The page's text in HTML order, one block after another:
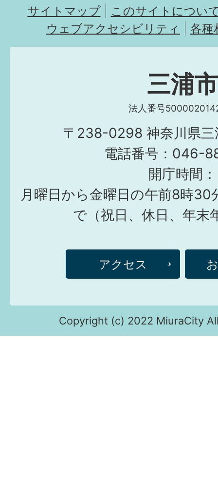
サイトマップ
このサイトについ
ウェブアクセシビリティ
各種
三浦市
法人番号
〒238-0298 神奈川県三
電話番号：046-
開庁時間：
月曜日から金曜日の午前8時30
で（祝日、休日、年末
アクセス
Copyright (c) 2022 MiuraCity